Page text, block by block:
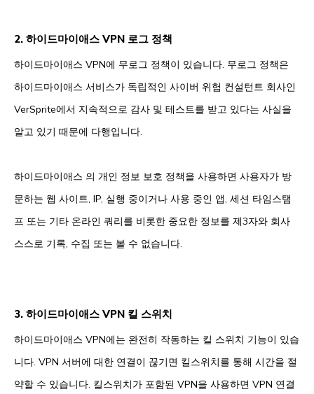
2. 하이드마이애스 VPN 로그 정책
하이드마이애스 VPN에 무로그 정책이 있습니다. 무로그 정책은
하이드마이애스 서비스가 독립적인 사이버 위험 컨설턴트 회사인
VerSprite에서 지속적으로 감사 및 테스트를 받고 있다는 사실을
알고 있기 때문에 다행입니다.
하이드마이애스 의 개인 정보 보호 정책을 사용하면 사용자가 방
문하는 웹 사이트, IP, 실행 중이거나 사용 중인 앱, 세션 타임스탬
프 또는 기타 온라인 쿼리를 비롯한 중요한 정보를 제3자와 회사
스스로 기록, 수집 또는 볼 수 없습니다.
3. 하이드마이애스 VPN 킬 스위치
하이드마이애스 VPN에는 완전히 작동하는 킬 스위치 기능이 있습
니다. VPN 서버에 대한 연결이 끊기면 킬스위치를 통해 시간을 절
약할 수 있습니다. 킬스위치가 포함된 VPN을 사용하면 VPN 연결